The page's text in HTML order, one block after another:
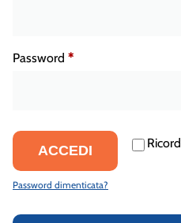
Password *
ACCEDI
Password dimenticata?